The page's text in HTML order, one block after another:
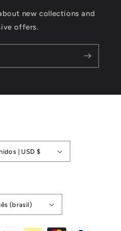
new collections and
offers.
Estados Unidos | USD $
(brasil)